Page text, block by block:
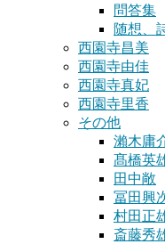
問答集
随想、
西園寺昌美
西園寺由佳
西園寺真妃
西園寺里香
その他
瀨木庸
髙橋英
田中敞
冨田興
村田正
斎藤秀